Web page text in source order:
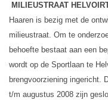
MILIEUSTRAAT
Haaren is bezig met de
milieustraat. Om te
behoefte bestaat aan een
wordt op de Sportlaan te
brengvoorziening ingericht.
t/m augustus 2008 zijn